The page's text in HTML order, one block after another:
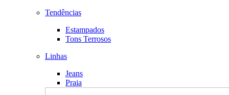
Tendências
Estampados
Tons Terrosos
Linhas
Jeans
Praia